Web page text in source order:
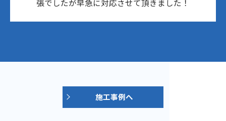
張でしたが早急に対応させて頂きました！
施工事例へ